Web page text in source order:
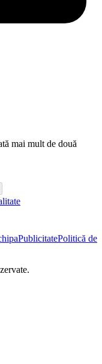
mai mult de două
PublicitatePolitică de